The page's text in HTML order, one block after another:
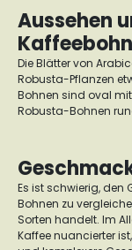
Aussehen
Die Blätter von
Robusta-Pflanzen
Bohnen sind oval
Robusta-Bohnen
Es ist schwierig,
Bohnen zu
Sorten handelt. Im
Kaffee nuancierter